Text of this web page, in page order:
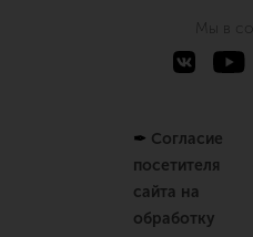
Мы в
✒ Согласие
посетителя
сайта на
обработку